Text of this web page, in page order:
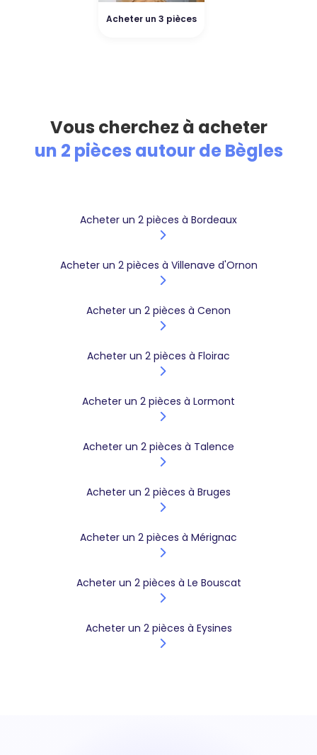
Acheter un 3 pièces
Vous cherchez à acheter
un 2 pièces autour de Bègles
Acheter un 2 pièces à Bordeaux
Acheter un 2 pièces à Villenave d'Ornon
Acheter un 2 pièces à Cenon
Acheter un 2 pièces à Floirac
Acheter un 2 pièces à Lormont
Acheter un 2 pièces à Talence
Acheter un 2 pièces à Bruges
Acheter un 2 pièces à Mérignac
Acheter un 2 pièces à Le Bouscat
Acheter un 2 pièces à Eysines